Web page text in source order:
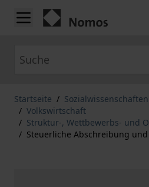
Zum Inhalt springen
Startseite / Sozialwissenschaften
/ Volkswirtschaft
/ Struktur-, Wettbewerbs- und
/ Steuerliche Abschreibung